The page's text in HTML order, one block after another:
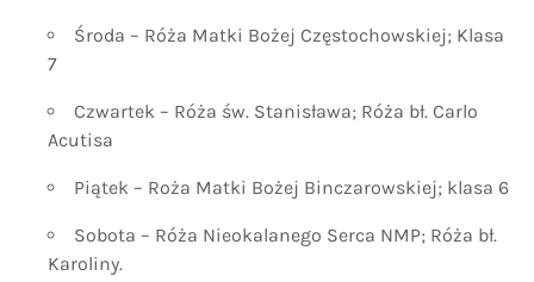
Środa – Róża Matki Bożej Częstochowskiej; Klasa
7
Czwartek – Róża św. Stanisława; Róża bł. Carlo
Acutisa
Piątek – Roża Matki Bożej Binczarowskiej; klasa 6
Sobota – Róża Nieokalanego Serca NMP; Róża bł.
Karoliny.